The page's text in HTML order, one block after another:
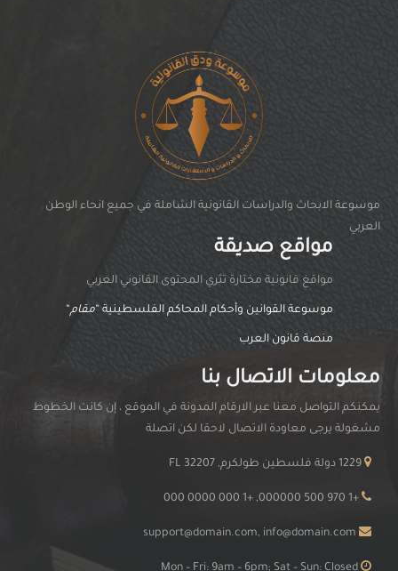
موسوعة الابحاث والدراسات القانونية الشاملة في جميع انحاء الوطن
العربي
مواقع صديقة
مواقغ قانونية مختارة تثري المحتوى القانوني العربي
موسوعة القوانين وأحكام المحاكم الفلسطينية “مقام“
منصة قانون العرب
معلومات الاتصال بنا
يمكنكم التواصل معنا عبر الارقام المدونة في الموقع ، إن كانت الخطوط
مشغولة يرجى معاودة الاتصال لاحقا لكن اتصلة
+1 970 500 000000, +1 000 0000 000